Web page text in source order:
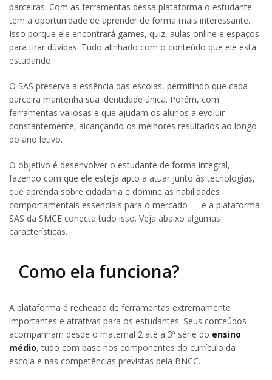
parceiras. Com as ferramentas dessa plataforma o estudante
tem a oportunidade de aprender de forma mais interessante.
Isso porque ele encontrará games, quiz, aulas online e espaços
para tirar dúvidas. Tudo alinhado com o conteúdo que ele está
estudando.
O SAS preserva a essência das escolas, permitindo que cada
parceira mantenha sua identidade única. Porém, com
ferramentas valiosas e que ajudam os alunos a evoluir
constantemente, alcançando os melhores resultados ao longo
do ano letivo.
O objetivo é desenvolver o estudante de forma integral,
fazendo com que ele esteja apto a atuar junto às tecnologias,
que aprenda sobre cidadania e domine as habilidades
comportamentais essenciais para o mercado — e a plataforma
SAS da SMCE conecta tudo isso. Veja abaixo algumas
características.
Como ela funciona?
A plataforma é recheada de ferramentas extremamente
importantes e atrativas para os estudantes. Seus conteúdos
acompanham desde o maternal 2 até a 3ª série do ensino
médio, tudo com base nos componentes do currículo da
escola e nas competências previstas pela BNCC.